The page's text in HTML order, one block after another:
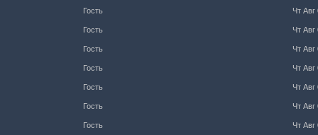
Гость Чт Авг
Гость Чт Авг
Гость Чт Авг
Гость Чт Авг
Гость Чт Авг
Гость Чт Авг
Гость Чт Авг